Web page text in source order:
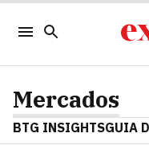
Mercados
BTG INSIGHTSGUIA